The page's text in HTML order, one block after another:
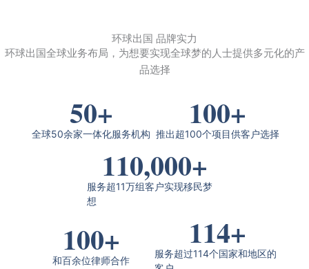
环球出国 品牌实力
环球出国全球业务布局，为想要实现全球梦的人士提供多元化的产
品选择
全球50余家一体化服务机构
50+
推出超100个项目供客户选择
100+
服务超11万组客户实现移民梦
想
110,000+
和百余位律师合作
100+
服务超过114个国家和地区的
114+